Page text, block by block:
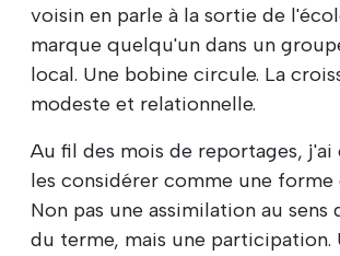
voisin en parle à la sortie de
marque quelqu'un dans un
local. Une bobine circule. La
modeste et relationnelle.
Au fil des mois de reportages, j'ai
les considérer comme une
Non pas une assimilation au sens
du terme, mais une participation.